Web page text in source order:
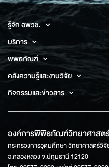
รู้จัก อพวช.
บริการ
พิพิธภัณฑ์
คลังความรู้และงานวิจัย
กิจกรรมและข่าวสาร
องค์การพิพิธภัณฑ์วิทยาศาสต
กระทรวงการอุดมศึกษา วิทยาศาสตร์วิ
อ.คลองหลวง จ.ปทุมธานี 12120